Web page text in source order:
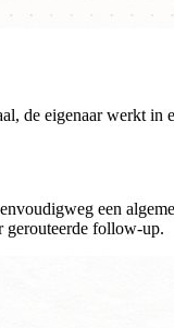
de eigenaar werkt
een
gerouteerde follow-up.